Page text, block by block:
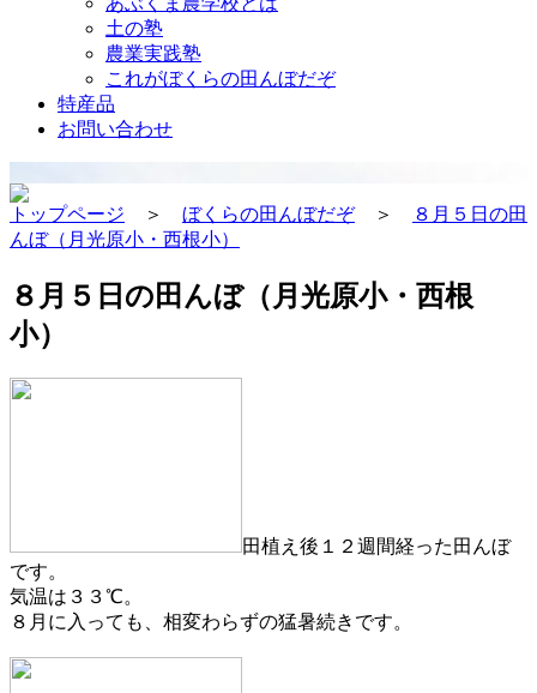
土の塾
農業実践塾
これがぼくらの田んぼだぞ
特産品
お問い合わせ
トップページ ＞ ぼくらの田んぼだぞ＞
８月５日の田
んぼ（月光原小・西根小）
８月５日の田んぼ（月光原小・西根
小）
田植え後１２週間経った田んぼ
です。
気温は３３℃。
８月に入っても、相変わらずの猛暑続きです。